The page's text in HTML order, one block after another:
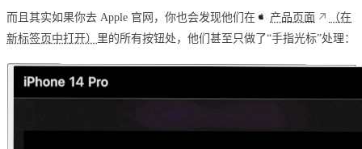
而且其实如果你去 Apple 官网，你也会发现他们在 产品页面
（在
新标签页中打开） 里的所有按钮处，他们甚至只做了“手指光标”处理：